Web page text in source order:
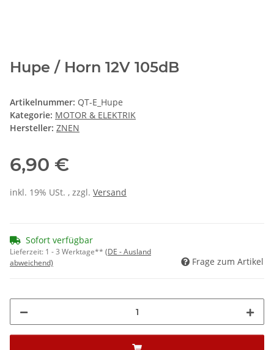
Hupe / Horn 12V 105dB
Artikelnummer: QT-E_Hupe
Kategorie: MOTOR & ELEKTRIK
Hersteller: ZNEN
6,90 €
inkl. 19% USt. , zzgl. Versand
Sofort verfügbar
Lieferzeit: 1 - 3 Werktage** (DE - Ausland
abweichend)
Frage zum Artikel